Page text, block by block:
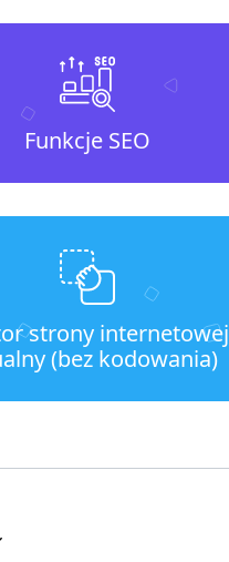
Funkcje SEO
strony internetowej
(bez kodowania)